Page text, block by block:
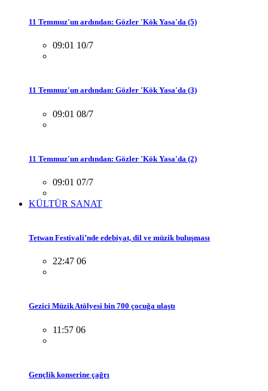
11 Temmuz'un ardından: Gözler 'Kök Yasa'da (5)
09:01 10/7
11 Temmuz'un ardından: Gözler 'Kök Yasa'da (3)
09:01 08/7
11 Temmuz'un ardından: Gözler 'Kök Yasa'da (2)
09:01 07/7
KÜLTÜR SANAT
Tetwan Festivali’nde edebiyat, dil ve müzik buluşması
22:47 06
Gezici Müzik Atölyesi bin 700 çocuğa ulaştı
11:57 06
Gençlik konserine çağrı